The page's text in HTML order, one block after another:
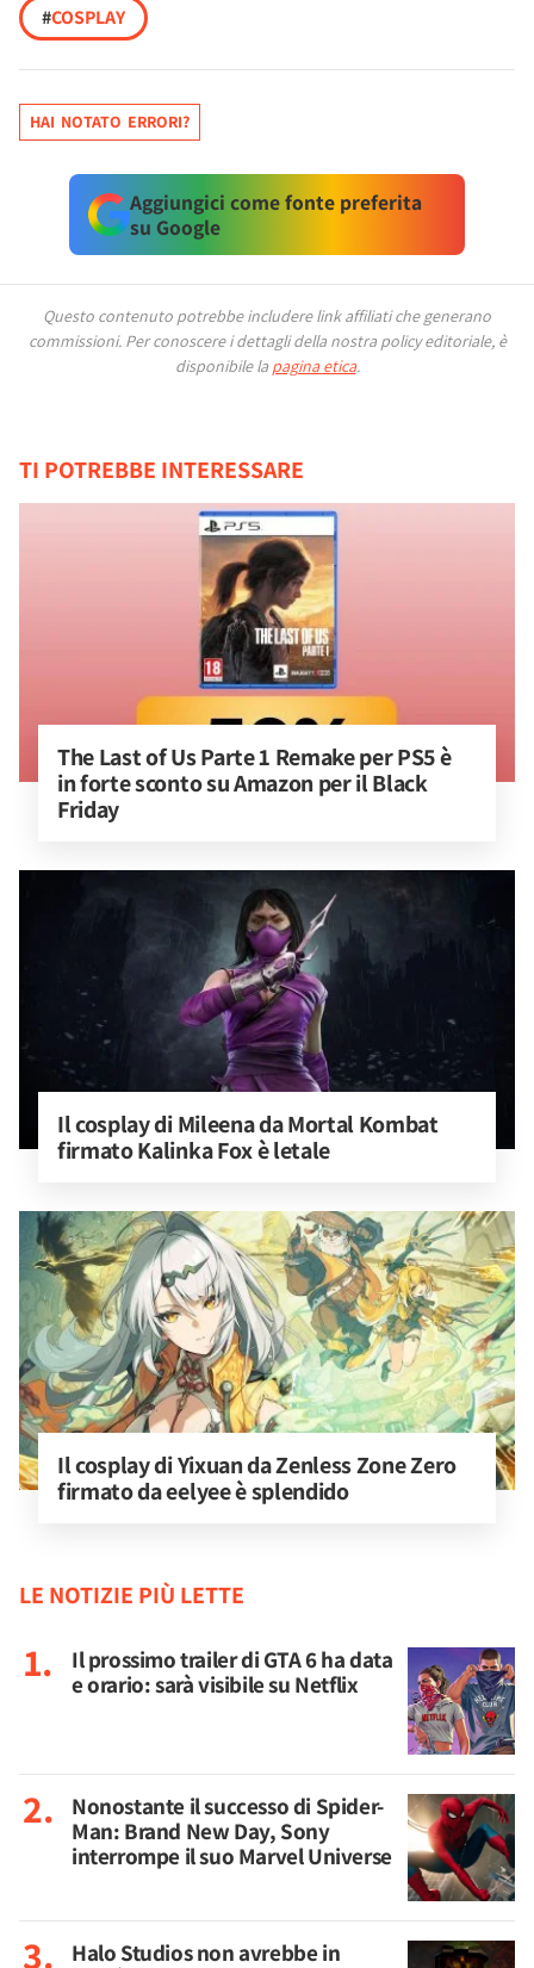
#COSPLAY
HAI NOTATO ERRORI?
Aggiungici come fonte preferita
su Google
Questo contenuto potrebbe includere link affiliati che generano
commissioni. Per conoscere i dettagli della nostra policy editoriale, è
disponibile la pagina etica.
TI POTREBBE INTERESSARE
The Last of Us Parte 1 Remake per PS5 è
in forte sconto su Amazon per il Black
Friday
Il cosplay di Mileena da Mortal Kombat
firmato Kalinka Fox è letale
Il cosplay di Yixuan da Zenless Zone Zero
firmato da eelyee è splendido
LE NOTIZIE PIÙ LETTE
Il prossimo trailer di GTA 6 ha data
e orario: sarà visibile su Netflix
Nonostante il successo di Spider-
Man: Brand New Day, Sony
interrompe il suo Marvel Universe
Halo Studios non avrebbe in